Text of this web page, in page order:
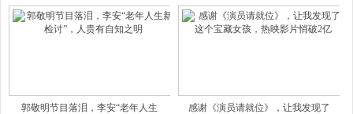
郭敬明节目落泪，李安“老年人生 感谢《演员请就位》，让我发现了